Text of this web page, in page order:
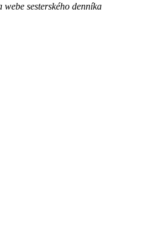
sesterského denníka